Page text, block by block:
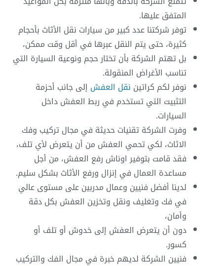
المتفق عليها.
توفر شركتنا عدد كبير من سيارات نقل الأثاث بأحجام
كثيرة، حتى يتم النقل عبرها في أقل وقت ممكن،
بل تهتم الشركة بأن تختار حجم ونوعية السيارة التي
تناسب الأغراض المنقولة.
نوفر لكم كراتين نقل العفش إلى جانب أحزمة
التثبيت التي تستخدم في ربط العفش داخل
السيارات.
وفرت الشركة تقنيات حديثة في مجال تركيب وفك
الاثاث، لكي تحمي العفش من أن يتعرض لأي تلف،
فقد قامت بتوفير اوناش رفع العفش، من أجل
مساعدة العمال في إنزال ورفع الأثاث بشكل سليم.
لدينا أفضل فنيين وعمال مدربين على مستوى عالي
في فك وتغليف ونقل وتخزين العفش بكل دقة
وأمان،
دون أن يتعرض العفش إلى خدوش أو تلف أو
كسور.
فنيين الشركة لديهم خبرة في مجال الفك والتركيب